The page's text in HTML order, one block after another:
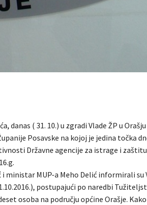
danas ( 31. 10.) u zgradi Vlade ŽP u
Posavske na kojoj je jedina točka
Državne agencije za istrage i
i ministar MUP-a Meho Delić informirali su
postupajući po naredbi
osoba na području općine Orašje. Kako